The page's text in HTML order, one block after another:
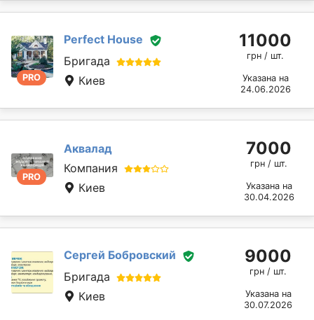
PRO
Perfect House
Бригада
Киев
11000
грн / шт.
Указана на
24.06.2026
PRO
Аквалад
Компания
Киев
7000
грн / шт.
Указана на
30.04.2026
Сергей Бобровский
Бригада
Киев
9000
грн / шт.
Указана на
30.07.2026